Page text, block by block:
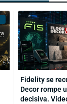
Fidelity se
Decor rompe
decisiva.